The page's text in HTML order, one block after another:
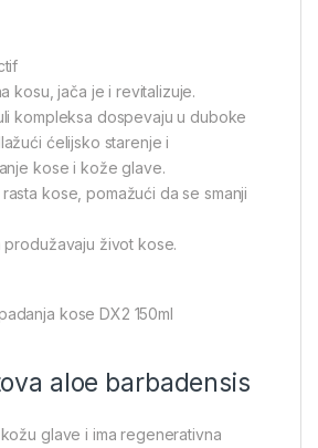
kosu, jača je i revitalizuje.
kompleksa dospevaju u duboke
ćelijsko starenje i
kose i kože glave.
kose, pomažući da se smanji
produžavaju život kose.
kose DX2 150ml
aloe barbadensis
glave i ima regenerativna